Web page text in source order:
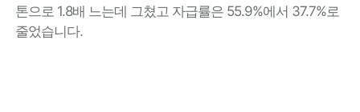
톤으로 1.8배 느는데 그쳤고 자급률은 55.9%에서 37.7%로
줄었습니다.